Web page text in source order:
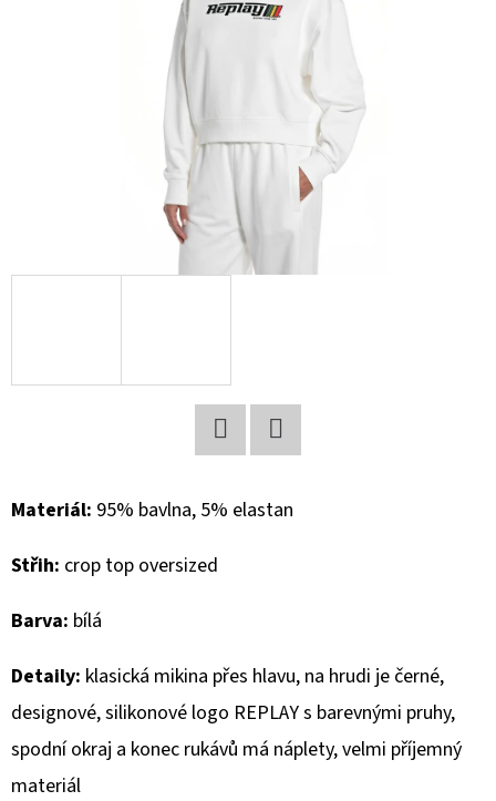
Materiál: 95% bavlna, 5% elastan
Střih: crop top oversized
Barva: bílá
Detaily: klasická mikina přes hlavu, na hrudi je černé,
designové, silikonové logo REPLAY s barevnými pruhy,
spodní okraj a konec rukávů má náplety, velmi příjemný
materiál
T
HLEDAT
O
P
O
R
U
Č
U
J